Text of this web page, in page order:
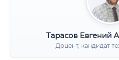
Тарасов Евгений
Доцент, кандидат